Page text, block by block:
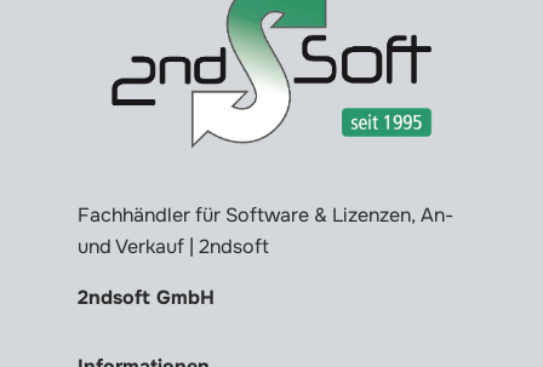
Fachhändler für Software & Lizenzen, An-
und Verkauf | 2ndsoft
2ndsoft GmbH